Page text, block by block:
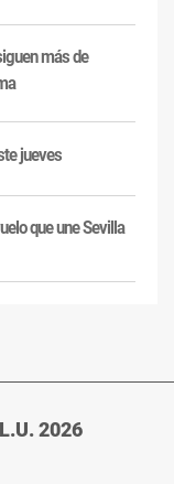
más de
jueves
que une Sevilla
2026